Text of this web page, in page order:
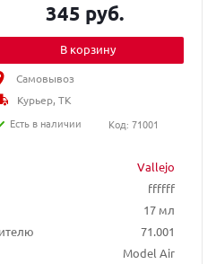
Vallejo
ffffff
17 мл
71.001
Model Air
345 руб.
В корзину
Самовывоз
Курьер, ТК
Есть в наличии
Код: 71001